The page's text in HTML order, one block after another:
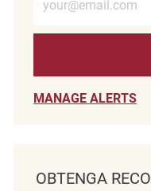
MANAGE ALERTS
OBTENGA